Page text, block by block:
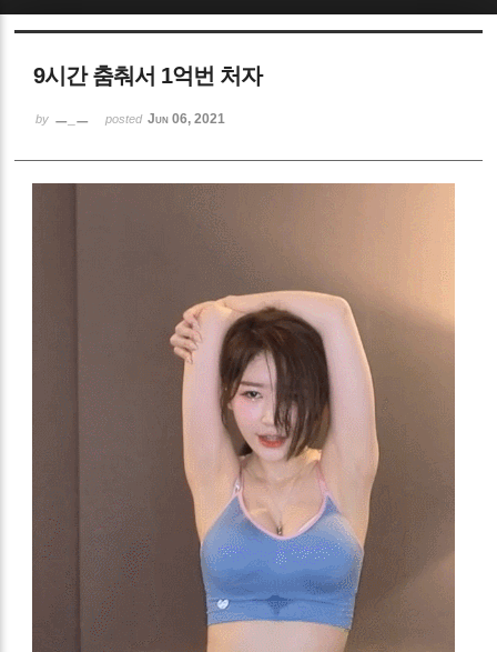
9시간 춤춰서 1억번 처자
by ㅡ_ㅡ posted Jun 06, 2021
Sketchbook5, 스케치북5
Sketchbook5, 스케치북5